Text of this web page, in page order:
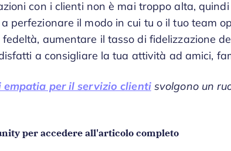
con i clienti non è mai troppo alta,
perfezionare il modo in cui tu o il tuo team
aumentare il tasso di fidelizzazione
a consigliare la tua attività ad amici,
empatia per il servizio clientisvolgono un
per accedere all'articolo completo